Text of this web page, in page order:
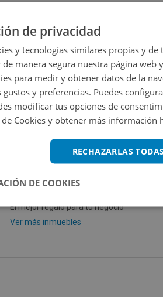
El mejor regalo para tu negocio
Ver más inmuebles
de privacidad
y tecnologías similares propias y de
manera segura nuestra página web
para medir y obtener datos de la
y preferencias. Puedes
modificar tus opciones de
Cookies y obtener más información
RECHAZARLAS TODAS
DE COOKIES